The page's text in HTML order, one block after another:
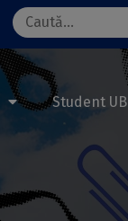
Search
for:
Student UB